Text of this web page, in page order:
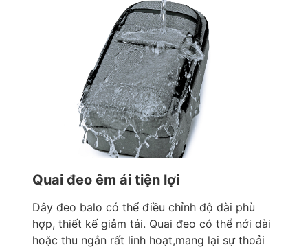
Quai đeo êm ái tiện lợi
Dây đeo balo có thể điều chỉnh độ dài phù
hợp, thiết kế giảm tải. Quai đeo có thể nới dài
hoặc thu ngắn rất linh hoạt,mang lại sự thoải